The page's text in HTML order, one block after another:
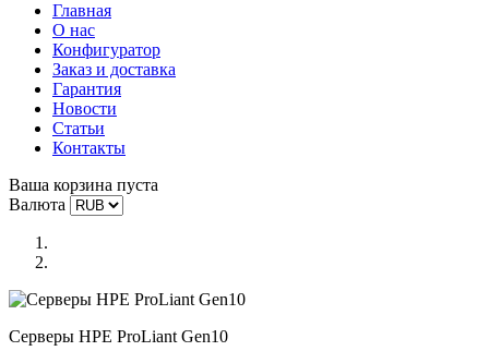
Главная
О нас
Конфигуратор
Заказ и доставка
Гарантия
Новости
Статьи
Контакты
Ваша корзина пуста
Валюта
Серверы HPE ProLiant Gen10